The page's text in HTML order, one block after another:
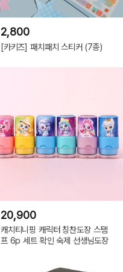
2,800
[카키즈] 패치패치 스티커 (7종)
20,900
캐치티니핑 캐릭터 칭찬도장 스탬
프 6p 세트 확인 숙제 선생님도장